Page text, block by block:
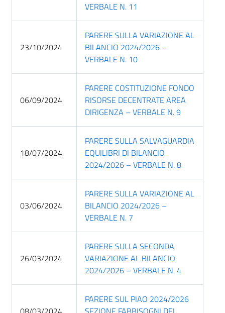
VERBALE N. 11
23/10/2024
PARERE SULLA VARIAZIONE AL
BILANCIO 2024/2026 –
VERBALE N. 10
06/09/2024
PARERE COSTITUZIONE FONDO
RISORSE DECENTRATE AREA
DIRIGENZA – VERBALE N. 9
18/07/2024
PARERE SULLA SALVAGUARDIA
EQUILIBRI DI BILANCIO
2024/2026 – VERBALE N. 8
03/06/2024
PARERE SULLA VARIAZIONE AL
BILANCIO 2024/2026 –
VERBALE N. 7
26/03/2024
PARERE SULLA SECONDA
VARIAZIONE AL BILANCIO
2024/2026 – VERBALE N. 4
PARERE SUL PIAO 2024/2026